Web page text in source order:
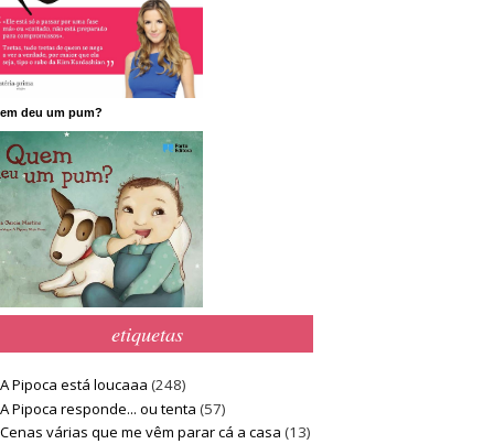
deu um pum?
etiquetas
A Pipoca está loucaaa (248)
A Pipoca responde... ou tenta (57)
Cenas várias que me vêm parar cá a casa (13)